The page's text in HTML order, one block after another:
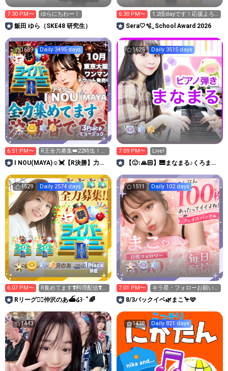
7:30 PM〜 ゆらにちわー！
飯田 ゆら（SKE48 研究生）
6:30 PM〜
1.2倍dayです！応援よろ
しくお願いします😊
Sera🤍🫧_School Award 2026
1689 Daily 3495 days
3Place
ミュージック
6:51 PM〜
R王全力募集👑22時迄！明
日神宮花火ステージ！
I NOU(MAYA)☺︎︎︎︎💓【R決勝】力合
1625 Daily 3515 days
7:09 PM〜 Live!
【🙂‍↕️🙏🏻】🎹まなまる♪くろまる
1529 Daily 2574 days
1 Place
俳優
6:07 PM〜
R集めてます❣️料理配信❣️夏
バテ対策
Rリーグ❤️‍🔥仲沢のあ⛴໒꒱· ﾟ🌈
1511 Daily 102 days
7:01 PM〜
キラ星・フォローお願い
します🦩🩷
8/3パックイベ🌿まこ🦩🩷
1443 1438 Daily 821 days